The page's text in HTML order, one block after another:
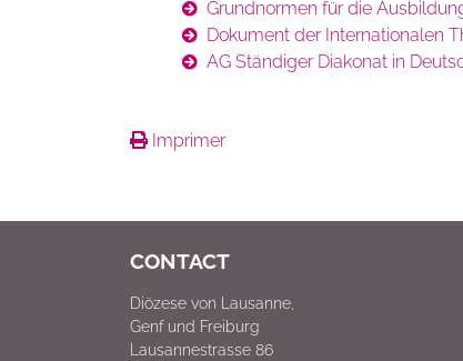
Grundnormen für die
Dokument der Internationalen
AG Ständiger Diakonat in
Imprimer
CONTACT
Diözese von Lausanne,
Genf und Freiburg
Lausannestrasse 86